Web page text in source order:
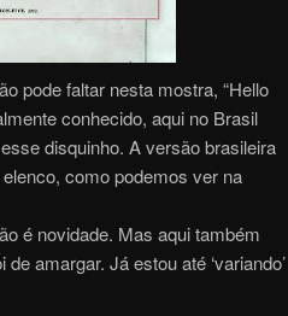
pode faltar nesta mostra, “Hello
conhecido, aqui no Brasil
disquinho. A versão brasileira
como podemos ver na
é novidade. Mas aqui também
amargar. Já estou até ‘variando’